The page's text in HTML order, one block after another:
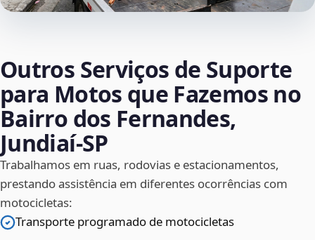
Outros Serviços de Suporte
para Motos que Fazemos no
Bairro dos Fernandes,
Jundiaí‑SP
Trabalhamos em ruas, rodovias e estacionamentos,
prestando assistência em diferentes ocorrências com
motocicletas:
Transporte programado de motocicletas